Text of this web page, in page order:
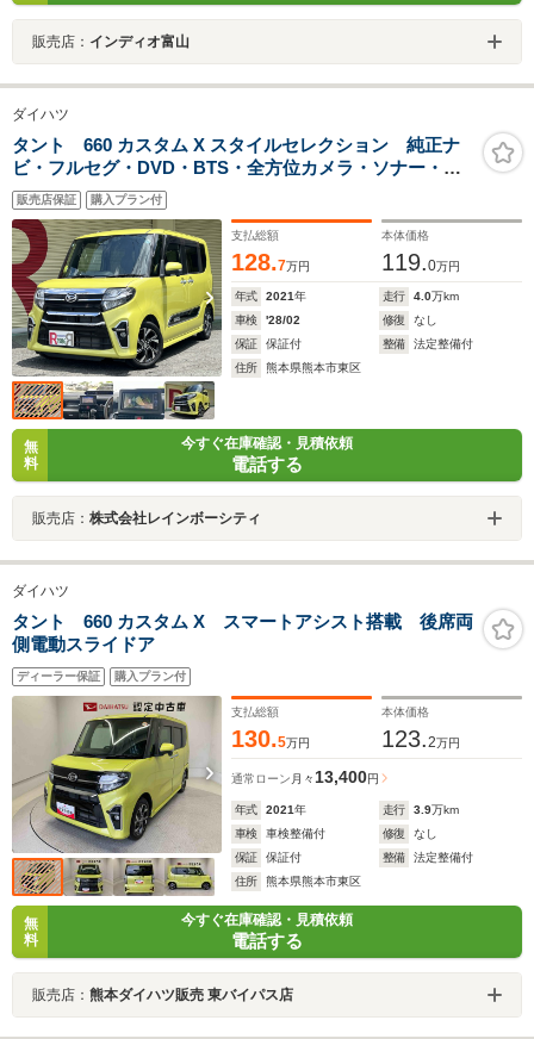
販売店： インディオ富山
ダイハツ
タント 660 カスタム X スタイルセレクション 純正ナ
ビ・フルセグ・DVD・BTS・全方位カメラ・ソナー・ス
マートキー・EGプッシュ・両電動スライド・左センター
ピラーレス・後席ロールブラインド・シートH・LEDライ
ト・純正14AW・衝突軽減・ドラレコ
販売店保証 購入プラン付
支払総額
128.7万円
本体価格
119.0万円
年式 2021年 走行 4.0万km
車検
'28/02 修復
なし
保証
保証付 整備
法定整備付
住所
熊本県熊本市東区
無
料
今すぐ在庫確認・見積依頼
電話する
販売店： 株式会社レインボーシティ
ダイハツ
タント 660 カスタム X スマートアシスト搭載 後席両
側電動スライドア
ディーラー保証 購入プラン付
支払総額
130.5万円
本体価格
123.2万円
通常ローン 月々 13,400円
年式 2021年 走行 3.9万km
車検
車検整備付 修復
なし
保証
保証付 整備
法定整備付
住所
熊本県熊本市東区
無
料
今すぐ在庫確認・見積依頼
電話する
販売店： 熊本ダイハツ販売 東バイパス店